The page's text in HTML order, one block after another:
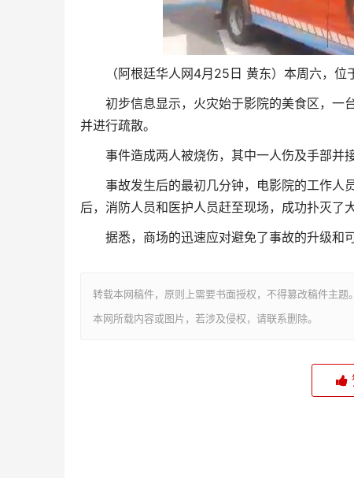
（阿根廷华人网4月25日 黄东）本周六，
初步信息显示，火灾始于影院的美食区，一
并进行疏散。
事件造成两人被烧伤，其中一人伤及手部并
事故发生后的最初几分钟，电影院的工作人
后，消防人员和医护人员赶至现场，成功扑灭了
据悉，商场的迅速应对避免了事故的升级和
转载本网稿件，原则上需要书面授权，不得篡改稿件主题
本网所载内容或图片，若涉及侵权，请联系删除。